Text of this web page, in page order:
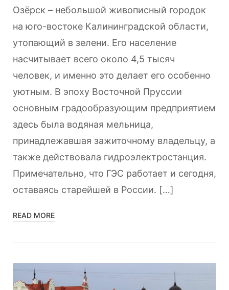
Озёрск – небольшой живописный городок
на юго-востоке Калининградской области,
утопающий в зелени. Его население
насчитывает всего около 4,5 тысяч
человек, и именно это делает его особенно
уютным. В эпоху Восточной Пруссии
основным градообразующим предприятием
здесь была водяная мельница,
принадлежавшая зажиточному владельцу, а
также действовала гидроэлектростанция.
Примечательно, что ГЭС работает и сегодня,
оставаясь старейшей в России. […]
READ MORE